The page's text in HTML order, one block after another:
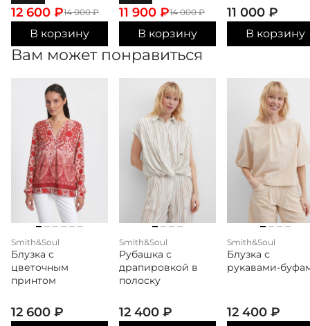
14 000₽
12 600 ₽
В корзину
14 000₽
11 900 ₽
В корзину
11 000 ₽
В корзину
Вам может понравиться
Smith&Soul
Блузка с
цветочным
принтом
12 600 ₽
Smith&Soul
Рубашка с
драпировкой в
полоску
12 400 ₽
Smith&Soul
Блузка с
рукавами-
12 400 ₽